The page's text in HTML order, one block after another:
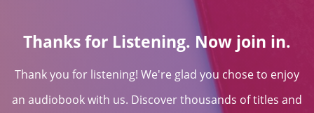
Thanks for Listening. Now join in.
Thank you for listening! We're glad you chose to enjoy
an audiobook with us. Discover thousands of titles and